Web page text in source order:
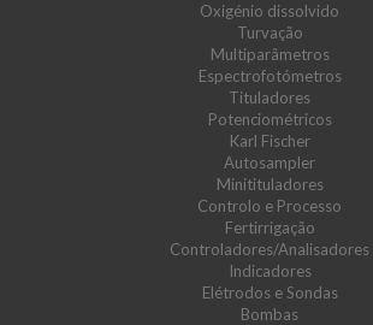
Oxigénio dissolvido
Turvação
Multiparâmetros
Espectrofotómetros
Tituladores
Potenciométricos
Karl Fischer
Autosampler
Minitituladores
Controlo e Processo
Fertirrigação
Controladores/Analisadores
Indicadores
Elétrodos e Sondas
Bombas